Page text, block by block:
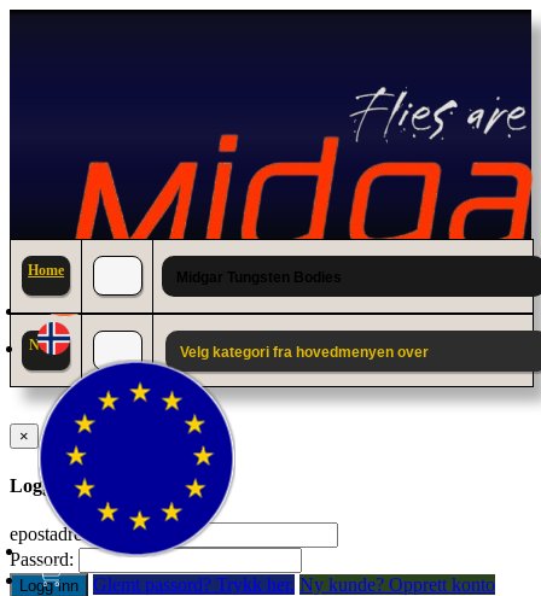
Home Midgar Tungsten Bodies
News Velg kategori fra hovedmenyen over
×
Logg inn til din konto.
epostadresse:
Passord:
Logg inn Glemt passord? Trykk her. Ny kunde? Opprett konto